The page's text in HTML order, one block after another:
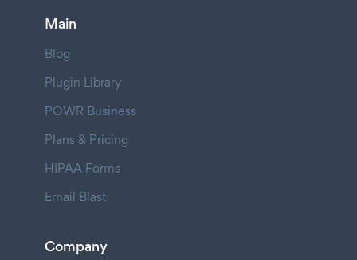
Main
Blog
Plugin Library
POWR Business
Plans & Pricing
HIPAA Forms
Email Blast
Company